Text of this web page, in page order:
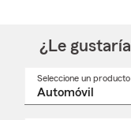
¿Le
Seleccione un producto